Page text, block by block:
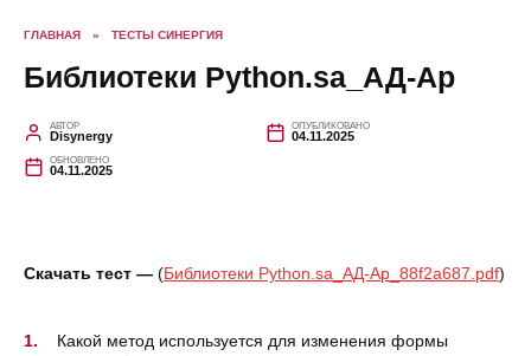
ГЛАВНАЯ » ТЕСТЫ СИНЕРГИЯ
Библиотеки Python.sa_АД-Ар
АВТОР
Disynergy
ОПУБЛИКОВАНО
04.11.2025
ОБНОВЛЕНО
04.11.2025
Скачать тест — (Библиотеки Python.sa_АД-Ар_88f2a687.pdf)
Какой метод используется для изменения формы